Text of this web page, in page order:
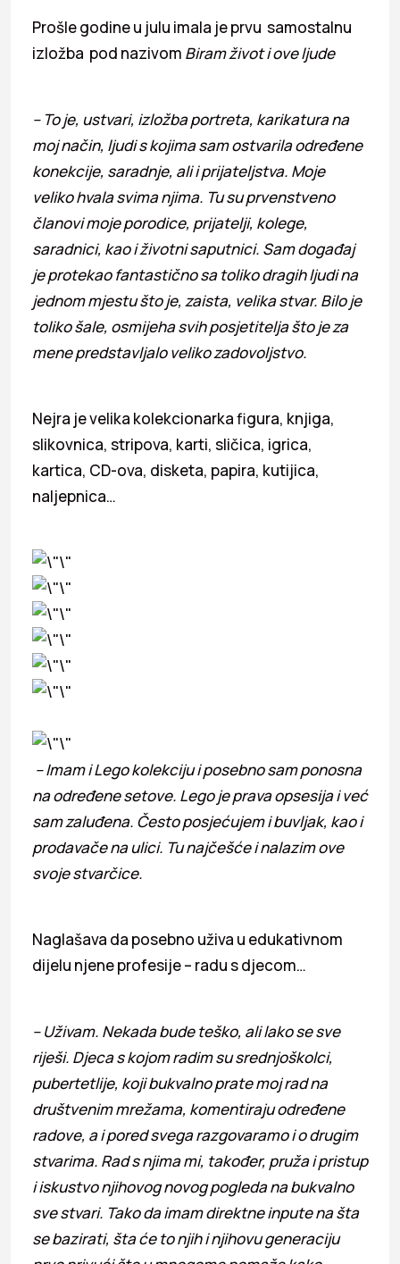
Prošle godine u julu imala je prvu samostalnu
izložba pod nazivom Biram život i ove ljude
– To je, ustvari, izložba portreta, karikatura na
moj način, ljudi s kojima sam ostvarila određene
konekcije, saradnje, ali i prijateljstva. Moje
veliko hvala svima njima. Tu su prvenstveno
članovi moje porodice, prijatelji, kolege,
saradnici, kao i životni saputnici. Sam događaj
je protekao fantastično sa toliko dragih ljudi na
jednom mjestu što je, zaista, velika stvar. Bilo je
toliko šale, osmijeha svih posjetitelja što je za
mene predstavljalo veliko zadovoljstvo.
Nejra je velika kolekcionarka figura, knjiga,
slikovnica, stripova, karti, sličica, igrica,
kartica, CD-ova, disketa, papira, kutijica,
naljepnica…
– Imam i Lego kolekciju i posebno sam ponosna
na određene setove. Lego je prava opsesija i već
sam zaluđena. Često posjećujem i buvljak, kao i
prodavače na ulici. Tu najčešće i nalazim ove
svoje stvarčice.
Naglašava da posebno uživa u edukativnom
dijelu njene profesije – radu s djecom…
– Uživam. Nekada bude teško, ali lako se sve
riješi. Djeca s kojom radim su srednjoškolci,
pubertetlije, koji bukvalno prate moj rad na
društvenim mrežama, komentiraju određene
radove, a i pored svega razgovaramo i o drugim
stvarima. Rad s njima mi, također, pruža i pristup
i iskustvo njihovog novog pogleda na bukvalno
sve stvari. Tako da imam direktne inpute na šta
se bazirati, šta će to njih i njihovu generaciju